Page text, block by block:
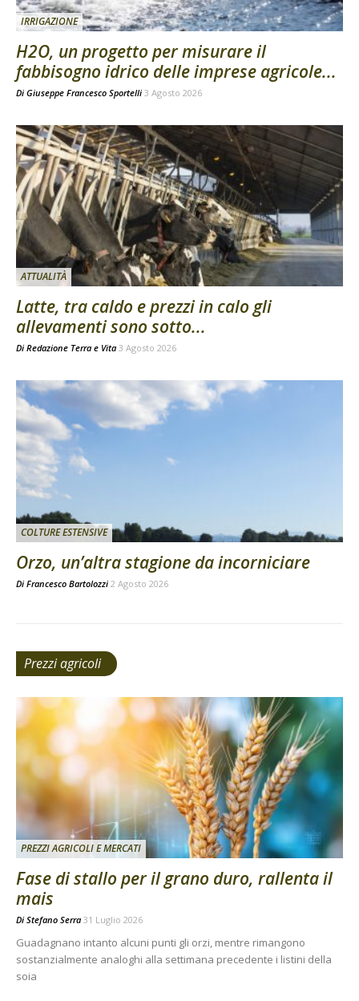
IRRIGAZIONE
H2O, un progetto per misurare il
fabbisogno idrico delle imprese agricole...
Di Giuseppe Francesco Sportelli 3 Agosto 2026
ATTUALITÀ
Latte, tra caldo e prezzi in calo gli
allevamenti sono sotto...
Di Redazione Terra e Vita 3 Agosto 2026
COLTURE ESTENSIVE
Orzo, un’altra stagione da incorniciare
Di Francesco Bartolozzi 2 Agosto 2026
Prezzi agricoli
PREZZI AGRICOLI E MERCATI
Fase di stallo per il grano duro, rallenta il
mais
Di Stefano Serra 31 Luglio 2026
Guadagnano intanto alcuni punti gli orzi, mentre rimangono
sostanzialmente analoghi alla settimana precedente i listini della
soia